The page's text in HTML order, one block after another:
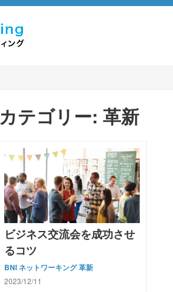
カテゴリー: 革新
ビジネス交流会を成功させ
るコツ
BNIネットワーキング革新
2023/12/11